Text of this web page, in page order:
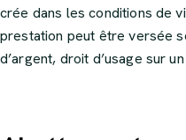
crée dans les conditions de
prestation peut être versée
d’argent, droit d’usage sur